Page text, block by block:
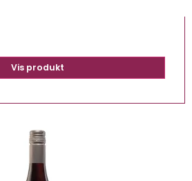
Vis produkt